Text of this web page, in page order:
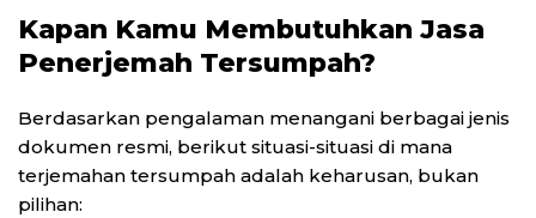
Kapan Kamu Membutuhkan Jasa
Penerjemah Tersumpah?
Berdasarkan pengalaman menangani berbagai jenis
dokumen resmi, berikut situasi-situasi di mana
terjemahan tersumpah adalah keharusan, bukan
pilihan: